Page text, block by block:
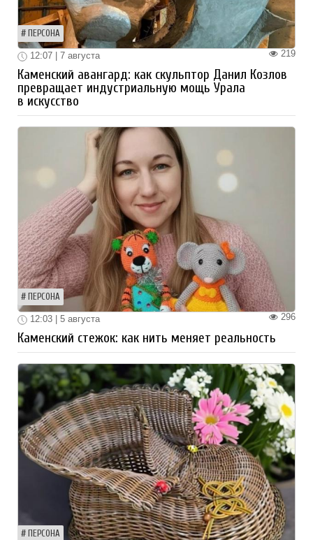
ПЕРСОНА
219
12:07 | 7 августа
Каменский авангард: как скульптор Данил Козлов
превращает индустриальную мощь Урала
в искусство
ПЕРСОНА
296
12:03 | 5 августа
Каменский стежок: как нить меняет реальность
ПЕРСОНА